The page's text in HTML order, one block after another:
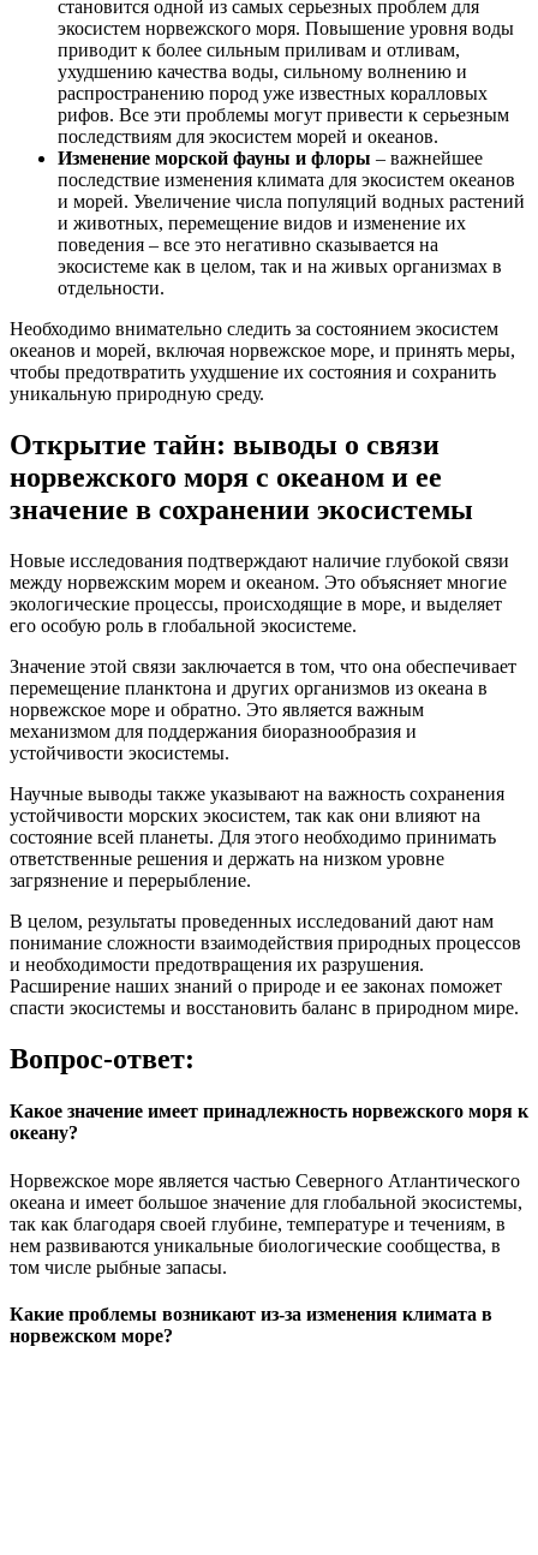
становится одной из самых серьезных проблем для
экосистем норвежского моря. Повышение уровня воды
приводит к более сильным приливам и отливам,
ухудшению качества воды, сильному волнению и
распространению пород уже известных коралловых
рифов. Все эти проблемы могут привести к серьезным
последствиям для экосистем морей и океанов.
Изменение морской фауны и флоры – важнейшее
последствие изменения климата для экосистем океанов
и морей. Увеличение числа популяций водных растений
и животных, перемещение видов и изменение их
поведения – все это негативно сказывается на
экосистеме как в целом, так и на живых организмах в
отдельности.
Необходимо внимательно следить за состоянием экосистем
океанов и морей, включая норвежское море, и принять меры,
чтобы предотвратить ухудшение их состояния и сохранить
уникальную природную среду.
Открытие тайн: выводы о связи
норвежского моря с океаном и ее
значение в сохранении экосистемы
Новые исследования подтверждают наличие глубокой связи
между норвежским морем и океаном. Это объясняет многие
экологические процессы, происходящие в море, и выделяет
его особую роль в глобальной экосистеме.
Значение этой связи заключается в том, что она обеспечивает
перемещение планктона и других организмов из океана в
норвежское море и обратно. Это является важным
механизмом для поддержания биоразнообразия и
устойчивости экосистемы.
Научные выводы также указывают на важность сохранения
устойчивости морских экосистем, так как они влияют на
состояние всей планеты. Для этого необходимо принимать
ответственные решения и держать на низком уровне
загрязнение и перерыбление.
В целом, результаты проведенных исследований дают нам
понимание сложности взаимодействия природных процессов
и необходимости предотвращения их разрушения.
Расширение наших знаний о природе и ее законах поможет
спасти экосистемы и восстановить баланс в природном мире.
Вопрос-ответ:
Какое значение имеет принадлежность норвежского моря к
океану?
Норвежское море является частью Северного Атлантического
океана и имеет большое значение для глобальной экосистемы,
так как благодаря своей глубине, температуре и течениям, в
нем развиваются уникальные биологические сообщества, в
том числе рыбные запасы.
Какие проблемы возникают из-за изменения климата в
норвежском море?